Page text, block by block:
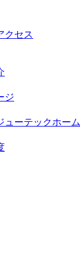
クセス
ジ
ューテックホーム